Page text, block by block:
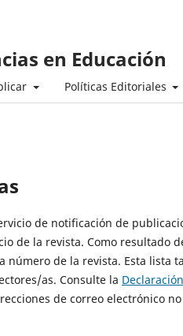
en Educación
Políticas Editoriales
de notificación de
de la revista. Como resultado
número de la revista. Esta lista
as. Consulte la
de correo electrónico